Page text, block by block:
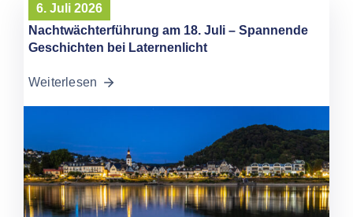
6. Juli 2026
Nachtwächterführung am 18. Juli – Spannende
Geschichten bei Laternenlicht
Weiterlesen